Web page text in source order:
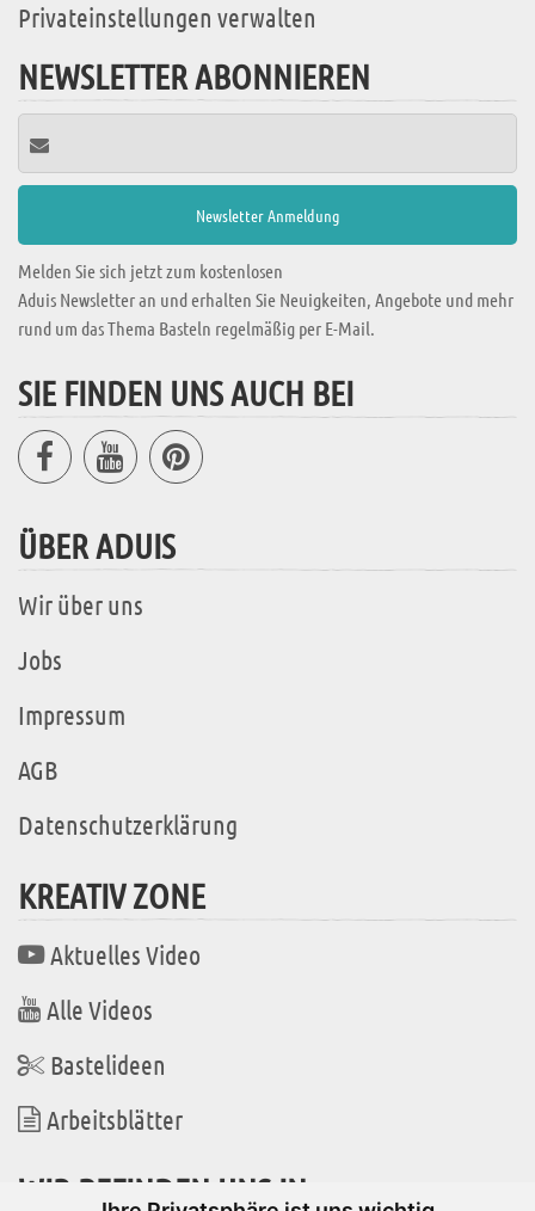
Privateinstellungen verwalten
NEWSLETTER ABONNIEREN
Melden Sie sich jetzt zum kostenlosen
Aduis Newsletter an und erhalten Sie Neuigkeiten, Angebote und mehr
rund um das Thema Basteln regelmäßig per E-Mail.
SIE FINDEN UNS AUCH BEI
ÜBER ADUIS
Wir über uns
Jobs
Impressum
AGB
Datenschutzerklärung
KREATIV ZONE
Aktuelles Video
Alle Videos
Bastelideen
Arbeitsblätter
WIR BEFINDEN UNS IN